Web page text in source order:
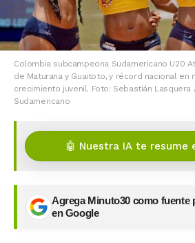
Colombia subcampeona Sudamericano U20
de Maturana y Guaitoto, y récord nacional en
crecimiento juvenil. Foto: Sebastián
Sudamericano
🤖 Nuestra IA te resume
Agrega Minuto30 como fuente
en Google